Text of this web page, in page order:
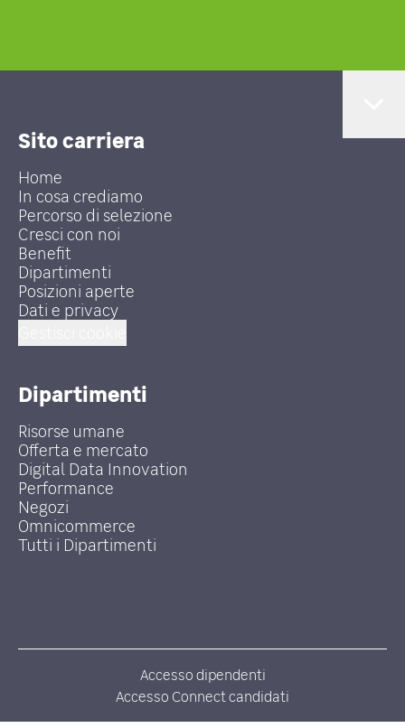
Sito carriera
Home
In cosa crediamo
Percorso di selezione
Cresci con noi
Benefit
Dipartimenti
Posizioni aperte
Dati e privacy
Dipartimenti
Risorse umane
Offerta e mercato
Digital Data Innovation
Performance
Negozi
Omnicommerce
Tutti i Dipartimenti
Accesso dipendenti
Accesso Connect candidati